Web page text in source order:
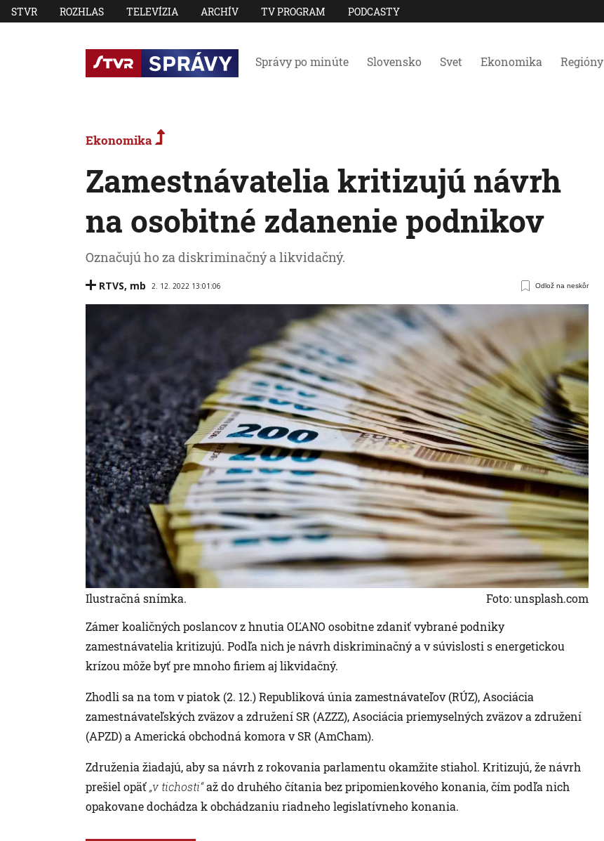
STVR ROZHLAS TELEVÍZIA ARCHÍV TV PROGRAM PODCASTY
Správy po minúte Slovensko Svet Ekonomika Regióny
Ekonomika
Zamestnávatelia kritizujú návrh
na osobitné zdanenie podnikov
Označujú ho za diskriminačný a likvidačný.
RTVS, mb 2. 12. 2022 13:01:06 Odlož na neskôr
Ilustračná snímka.
Foto: unsplash.com
Zámer koaličných poslancov z hnutia OĽANO osobitne zdaniť vybrané podniky
zamestnávatelia kritizujú. Podľa nich je návrh diskriminačný a v súvislosti s energetickou
krízou môže byť pre mnoho firiem aj likvidačný.
Zhodli sa na tom v piatok (2. 12.) Republiková únia zamestnávateľov (RÚZ), Asociácia
zamestnávateľských zväzov a združení SR (AZZZ), Asociácia priemyselných zväzov a združení
(APZD) a Americká obchodná komora v SR (AmCham).
Združenia žiadajú, aby sa návrh z rokovania parlamentu okamžite stiahol. Kritizujú, že návrh
prešiel opäť„v tichosti“až do druhého čítania bez pripomienkového konania, čím podľa nich
opakovane dochádza k obchádzaniu riadneho legislatívneho konania.